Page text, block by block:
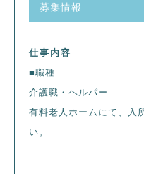
募集情報
仕事内容
■職種
介護職・ヘルパー
有料老人ホームにて、入
い。